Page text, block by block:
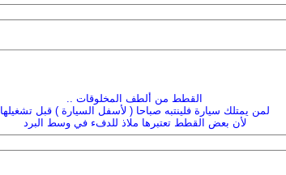
القطط من ألطف المخلوقات ..
لمن يمتلك سيارة فلينتبه صباحا ( لأسفل السيارة ) قبل تشغيلها
لأن بعض القطط تعتبرها ملاذ للدفء في وسط البرد